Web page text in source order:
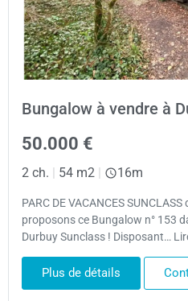
Bungalow à vendre à
50.000 €
2 ch. 54 m2 16m
PARC DE VACANCES
proposons ce Bungalow n° 153
Durbuy Sunclass ! Disposant…
Plus de détails